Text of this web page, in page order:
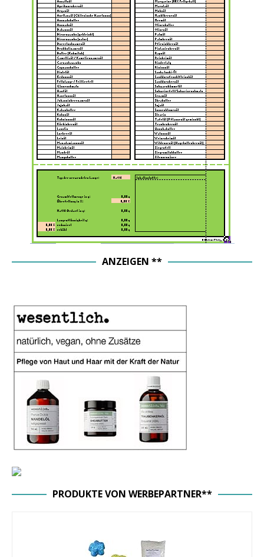
ANZEIGEN **
PRODUKTE VON WERBEPARTNER**